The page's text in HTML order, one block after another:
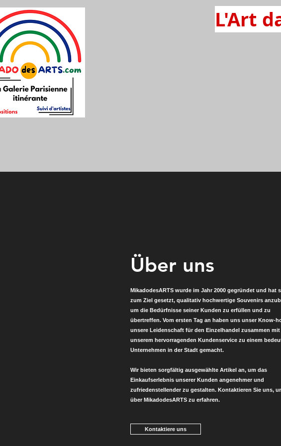
L'Art
Über uns
MikadodesARTS wurde im Jahr 2000 gegründet und hat
zum Ziel gesetzt, qualitativ hochwertige Souvenirs
um die Bedürfnisse seiner Kunden zu erfüllen und zu
übertreffen. Vom ersten Tag an haben uns unser Know-
unsere Leidenschaft für den Einzelhandel zusammen mit
unserem hervorragenden Kundenservice zu einem
Unternehmen in der Stadt gemacht.
Wir bieten sorgfältig ausgewählte Artikel an, um das
Einkaufserlebnis unserer Kunden angenehmer und
zufriedenstellender zu gestalten. Kontaktieren Sie uns,
über MikadodesARTS zu erfahren.
Kontaktiere uns